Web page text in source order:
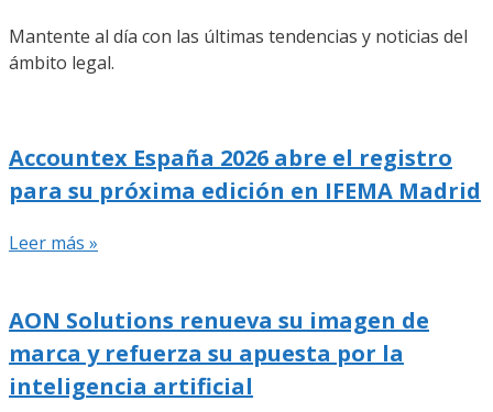
Mantente al día con las últimas tendencias y noticias del
ámbito legal.
Accountex España 2026 abre el registro
para su próxima edición en IFEMA Madrid
Leer más »
AON Solutions renueva su imagen de
marca y refuerza su apuesta por la
inteligencia artificial